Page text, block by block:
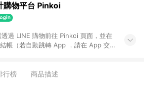
購物平台 Pinkoi
過 LINE 購物前往 Pinkoi 頁面，並在
帳（若自動跳轉 App ，請在 App 交
站方優惠，例如首購優惠，P coins，
退款不在此限。 6. APP 請更新至
行榜 商品描述